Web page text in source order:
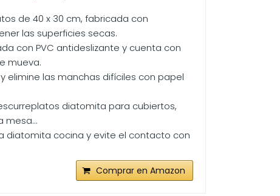
de 40 x 30 cm, fabricada con
las superficies secas.
con PVC antideslizante y cuenta con
mueva.
elimine las manchas difíciles con papel
diatomita para cubiertos,
mesa...
diatomita cocina y evite el contacto con
Comprar en Amazon